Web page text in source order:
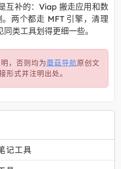
互补的：Viap 搬走应用和数
两个都走 MFT 引擎，清理
类工具划得更细一些。
，否则均为蘑菇导航原创文
形式并注明出处。
记工具